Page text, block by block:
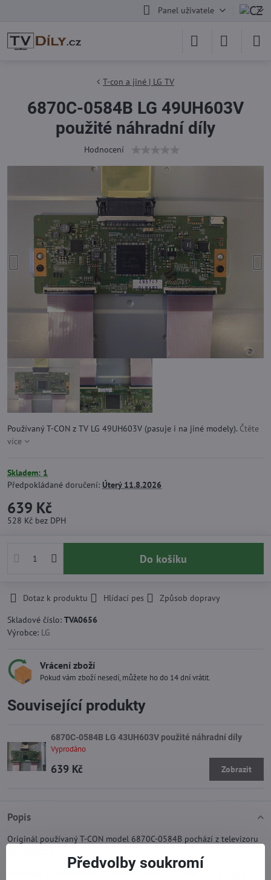
Panel uživatele
T-con a jiné | LG TV
6870C-0584B LG 49UH603V
použité náhradní díly
Hodnocení
Používaný T-CON z TV LG 49UH603V (pasuje i na jiné modely). Čtěte
více
Skladem: 1
Předpokládané doručení: Úterý11.8.2026
639 Kč
528 Kč bez DPH
Do košíku
Dotaz k produktu Hlídací pes
Způsob dopravy
Skladové číslo: TVA0656
Výrobce: LG
Vrácení zboží
Pokud vám zboží nesedí, můžete ho do 14 dní vrátit.
Popis
Originál používaný T-CON model 6870C-0584B pochází z televizoru
Při shodě všech konektorů možnost použít náhradní díl iv jiných
Související produkty
6870C-0584B LG 43UH603V použité náhradní díly
Vyprodáno
639 Kč Zobrazit
Předvolby soukromí